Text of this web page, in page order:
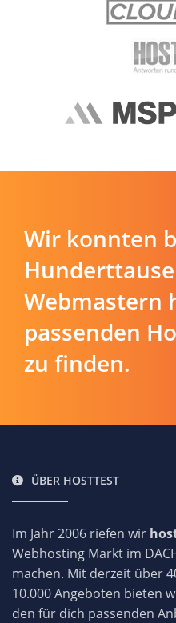
Wir konnten
Webmastern
passenden
zu finden.
ÜBER HOSTTEST
Im Jahr 2006 riefen wir
Webhosting Markt im
machen. Mit derzeit über
10.000 Angeboten bieten
den für dich passenden